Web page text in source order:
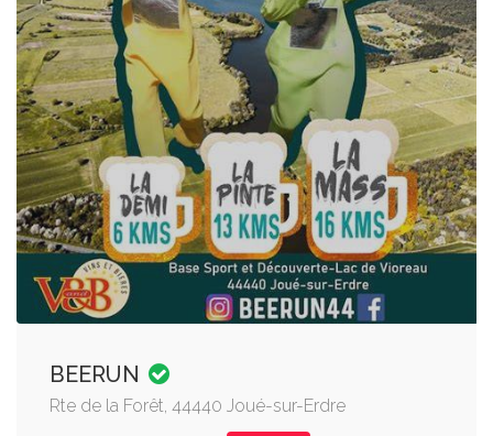
BEERUN
Rte de la Forêt, 44440 Joué-sur-Erdre